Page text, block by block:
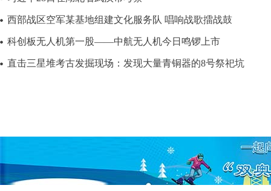
西部战区空军某基地组建文化服务队 唱响战歌擂战鼓
科创板无人机第一股——中航无人机今日鸣锣上市
直击三星堆考古发掘现场：发现大量青铜器的8号祭祀坑